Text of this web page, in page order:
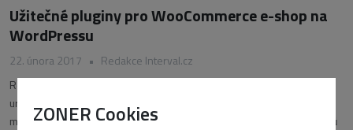
ZONER Cookies
Užitečné pluginy pro WooCommerce e-shop na
WordPressu
22. února 2017 • Redakce Interval.cz
Redakční systém WordPress je velmi rozšířená open source aplikace
určená především pro vytváření blogů a webových stránek, které si
můžete vylepšit instalací dalších nástrojů. S využitím vhodných pluginů